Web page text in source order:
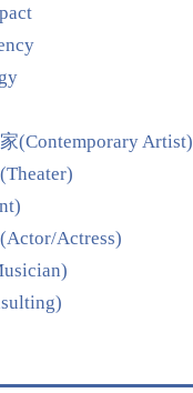
(Contemporary Artist)
Actress)